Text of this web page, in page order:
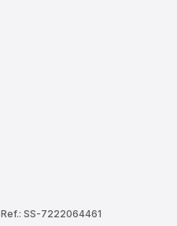
Ref.: SS-7222064461